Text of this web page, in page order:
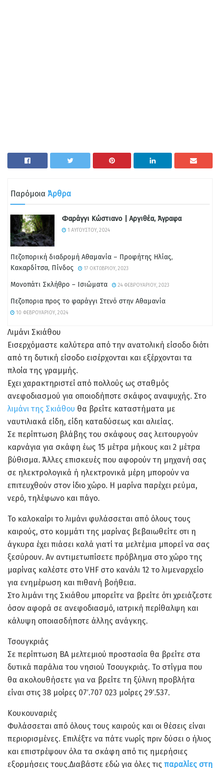
Παρόμοια Άρθρα
Φαράγγι Κώστιανο | Αργιθέα, Άγραφα
1 ΑΥΓΟΎΣΤΟΥ, 2024
Πεζοπορική διαδρομή Αθαμανία – Προφήτης Ηλίας,
Κακαρδίτσα, Πίνδος
17 ΟΚΤΩΒΡΊΟΥ, 2023
Μονοπάτι Σκλήθρο – Ισιώματα 24 ΦΕΒΡΟΥΑΡΊΟΥ, 2023
Πεζοπορια προς το φαράγγι Στενό στην Αθαμανία
10 ΦΕΒΡΟΥΑΡΊΟΥ, 2024
Λιμάνι Σκιάθου
Εισερχόμαστε καλύτερα από την ανατολική είσοδο διότι
από τη δυτική είσοδο εισέρχονται και εξέρχονται τα
πλοία της γραμμής.
Εχει χαρακτηριστεί από πολλούς ως σταθμός
ανεφοδιασμού για οποιοδήποτε σκάφος αναψυχής. Στο
λιμάνι της Σκιάθου θα βρείτε καταστήματα με
ναυτιλιακά είδη, είδη καταδύσεως και αλιείας.
Σε περίπτωση βλάβης του σκάφους σας λειτουργούν
καρνάγια για σκάφη έως 15 μέτρα μήκους και 2 μέτρα
βύθισμα. Άλλες επισκευές που αφορούν τη μηχανή σας
σε ηλεκτρολογικά ή ηλεκτρονικά μέρη μπορούν να
επιτευχθούν στον ίδιο χώρο. Η μαρίνα παρέχει ρεύμα,
νερό, τηλέφωνο και πάγο.
Το καλοκαίρι το λιμάνι φυλάσσεται από όλους τους
καιρούς, στο κομμάτι της μαρίνας βεβαιωθείτε οτι η
άγκυρα έχει πιάσει καλά γιατί τα μελτέμια μπορεί να σας
ξεσύρουν. Αν αντιμετωπίσετε πρόβλημα στο χώρο της
μαρίνας καλέστε στο VHF στο κανάλι 12 το λιμεναρχείο
για ενημέρωση και πιθανή βοήθεια.
Στο λιμάνι της Σκιάθου μπορείτε να βρείτε ότι χρειάζεστε
όσον αφορά σε ανεφοδιασμό, ιατρική περίθαλψη και
κάλυψη οποιασδήποτε άλλης ανάγκης.
Τσουγκριάς
Σε περίπτωση ΒΑ μελτεμιού προστασία θα βρείτε στα
δυτικά παράλια του νησιού Τσουγκριάς. Το στίγμα που
θα ακολουθήσετε για να βρείτε τη ξύλινη προβλήτα
είναι στις 38 μοίρες 07′.707 023 μοίρες 29′.537.
Κουκουναριές
Φυλάσσεται από όλους τους καιρούς και οι θέσεις είναι
περιορισμένες. Επιλέξτε να πάτε νωρίς πριν δύσει ο ήλιος
και επιστρέψουν όλα τα σκάφη από τις ημερήσιες
εξορμήσεις τους.Διαβάστε εδώ για όλες τις παραλίες στη